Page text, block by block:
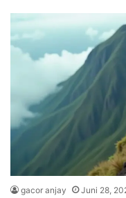
gacor anjay Juni 28,